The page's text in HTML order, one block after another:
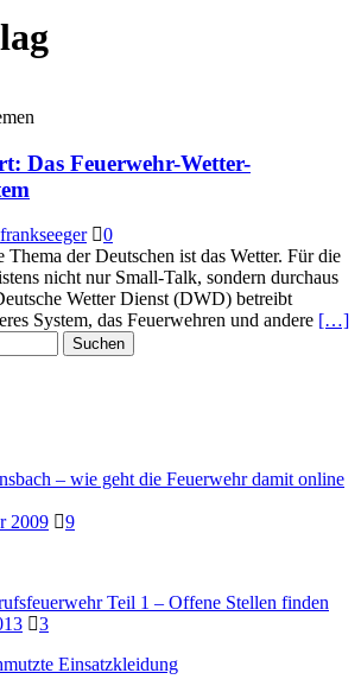
Das Feuerwehr-Wetter-
frankseeger
0
der Deutschen ist das Wetter. Für die
nicht nur Small-Talk, sondern durchaus
Wetter Dienst (DWD) betreibt
System, das Feuerwehren und andere […]
– wie geht die Feuerwehr damit online
2009
9
Teil 1 – Offene Stellen finden
3